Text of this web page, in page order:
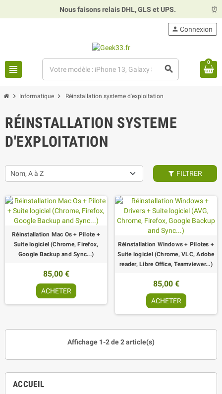
Nous faisons relais DHL, GLS et UPS. ⏰
view_headline search
person Connexion
0
chevron_right Informatique chevron_right Réinstallation systeme d'exploitation
ACCUEIL
RÉINSTALLATION SYSTEME
D'EXPLOITATION
Nom, A à Z FILTRER
Réinstallation Mac Os + Pilote +
Suite logiciel (Chrome, Firefox,
Google Backup and Sync...)
85,00 €
ACHETER
Réinstallation Windows + Pilotes +
Suite logiciel (Chrome, VLC, Adobe
reader, Libre Office, Teamviewer...)
85,00 €
ACHETER
Affichage 1-2 de 2 article(s)